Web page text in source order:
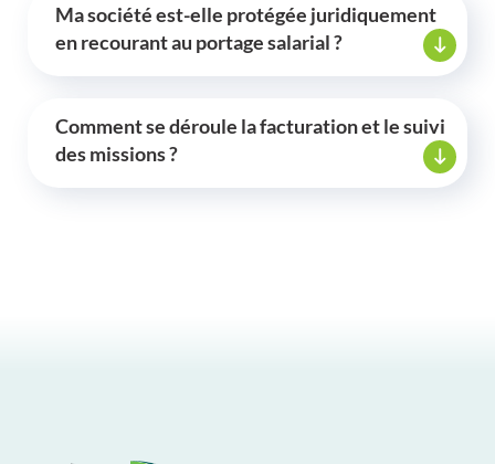
Ma société est-elle protégée juridiquement
en recourant au portage salarial ?
Comment se déroule la facturation et le suivi
des missions ?